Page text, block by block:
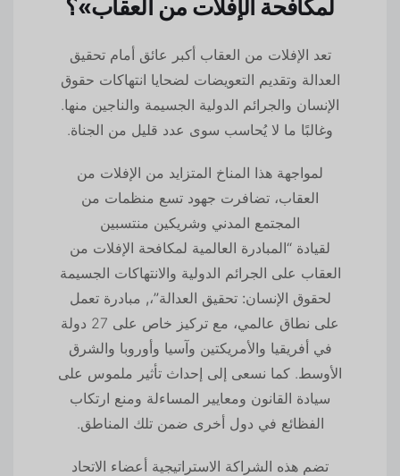
لمكافحة الإفلات من العقاب»؟
تعد الإفلات من العقاب أكبر عائق أمام تحقيق
العدالة وتقديم التعويضات لضحايا انتهاكات حقوق
الإنسان والجرائم الدولية الجسيمة والناجين منها.
وغالبًا ما لا يُحاسب سوى عدد قليل من الجناة.
لمواجهة هذا المناخ المتزايد من الإفلات من
العقاب، تضافرت جهود تسع منظمات من
المجتمع المدني وشريكين منتسبين
لقيادة “المبادرة العالمية لمكافحة الإفلات من
العقاب على الجرائم الدولية والانتهاكات الجسيمة
لحقوق الإنسان: تحقيق العدالة”،, مبادرة تعمل
على نطاق عالمي، مع تركيز خاص على 27 دولة
في أفريقيا والأمريكتين وآسيا وأوروبا والشرق
الأوسط. كما نسعى إلى إحداث تأثير ملموس على
سيادة القانون ومعايير المساءلة ومنع ارتكاب
الفظائع في دول أخرى ضمن تلك المناطق.
تضم هذه الشراكة الاستراتيجية أعضاء الاتحاد